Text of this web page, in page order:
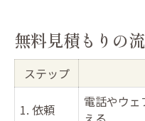
無料見積もりの
ステップ
1. 依頼
電話やウ